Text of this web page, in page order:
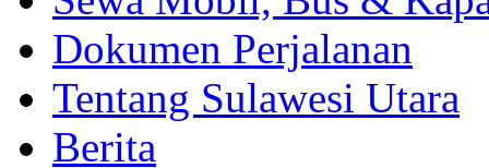
Dokumen Perjalanan
Tentang Sulawesi Utara
Berita